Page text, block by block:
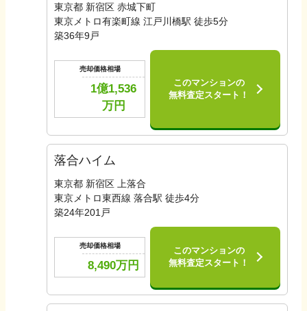
東京都 新宿区 赤城下町
東京メトロ有楽町線 江戸川橋駅 徒歩5分
築36年9戸
売却価格相場
1億1,536
万円
このマンションの
無料査定スタート！
落合ハイム
東京都 新宿区 上落合
東京メトロ東西線 落合駅 徒歩4分
築24年201 戸
売却価格相場
8,490万円
このマンションの
無料査定スタート！